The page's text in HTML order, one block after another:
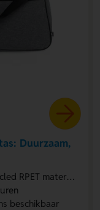
Duurzaam,
RPET materiaal
beschikbaar